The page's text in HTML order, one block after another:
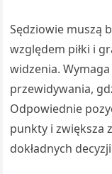
Sędziowie muszą
względem piłki i
widzenia.
przewidywania,
Odpowiednie
punkty i zwiększa
dokładnych